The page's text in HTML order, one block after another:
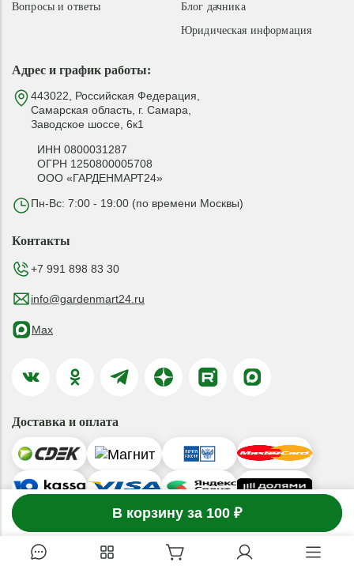
В корзину за 100 ₽
1 товар в корзине
Адрес и график работы:
443022, Российская Федерация,
Самарская область, г. Самара,
Заводское шоссе, 6к1
ИНН 0800031287
ОГРН 1250800005708
ООО «ГАРДЕНМАРТ24»
Пн-Вс: 7:00 - 19:00 (по времени Москвы)
Блог дачника
Юридическая информация
Вопросы и ответы
Контакты
+7 991 898 83 30
info@gardenmart24.ru
Max
Доставка и оплата
© 2019-2026 ООО «ГАРДЕНМАРТ24»